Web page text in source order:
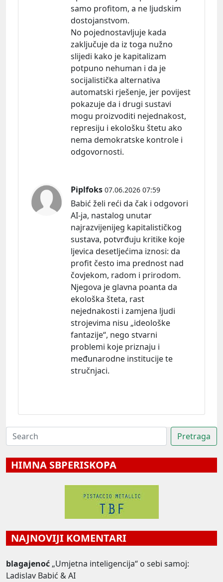
samo profitom, a ne ljudskim
dostojanstvom.
No pojednostavljuje kada
zaključuje da iz toga nužno
slijedi kako je kapitalizam
potpuno nehuman i da je
socijalistička alternativa
automatski rješenje, jer povijest
pokazuje da i drugi sustavi
mogu proizvoditi nejednakost,
represiju i ekološku štetu ako
nema demokratske kontrole i
odgovornosti.
Piplfoks 07.06.2026 07:59
Babić želi reći da čak i odgovori
AI-ja, nastalog unutar
najrazvijenijeg kapitalističkog
sustava, potvrđuju kritike koje
ljevica desetljećima iznosi: da
profit često ima prednost nad
čovjekom, radom i prirodom.
Njegova je glavna poanta da
ekološka šteta, rast
nejednakosti i zamjena ljudi
strojevima nisu „ideološke
fantazije“, nego stvarni
problemi koje priznaju i
međunarodne institucije te
stručnjaci.
HIMNA SBPERISKOPA
NAJNOVIJI KOMENTARI
blagajenoć „Umjetna inteligencija“ o sebi samoj:
Ladislav Babić & AI